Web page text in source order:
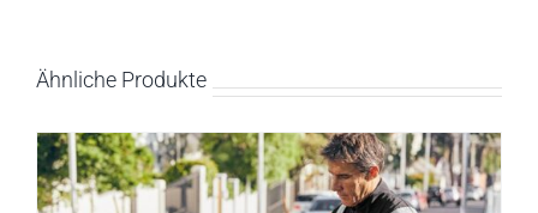
Ähnliche Produkte